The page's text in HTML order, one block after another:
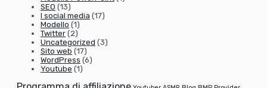
SEO (13)
I social media (17)
Modello (1)
Twitter (2)
Uncategorized (3)
Sito web (17)
WordPress (6)
Youtube (1)